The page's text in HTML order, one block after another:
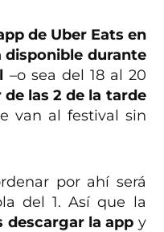
de Uber Eats en
disponible durante
–o sea del 18 al 20
las 2 de la tarde
van al festival sin
por ahí será
del 1. Así que la
descargar la app y